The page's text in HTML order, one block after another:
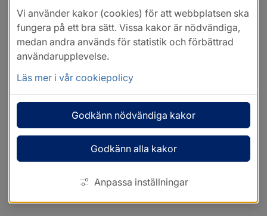
Vi använder kakor (cookies) för att webbplatsen ska
fungera på ett bra sätt. Vissa kakor är nödvändiga,
medan andra används för statistik och förbättrad
användarupplevelse.
Läs mer i vår cookiepolicy
Godkänn nödvändiga kakor
Godkänn alla kakor
Anpassa inställningar